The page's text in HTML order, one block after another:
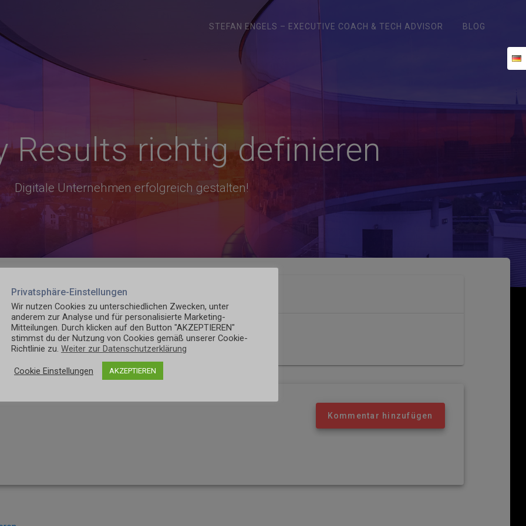
STEFAN ENGELS – EXECUTIVE COACH & TECH ADVISOR BLOG
Results richtig definieren
Digitale Unternehmen erfolgreich gestalten!
Kommentar hinzufügen
Privatsphäre-Einstellungen
Wir nutzen Cookies zu unterschiedlichen Zwecken, unter
anderem zur Analyse und für personalisierte Marketing-
Mitteilungen. Durch klicken auf den Button "AKZEPTIEREN"
stimmst du der Nutzung von Cookies gemäß unserer Cookie-
Richtlinie zu. Weiter zur Datenschutzerklärung
Cookie Einstellungen AKZEPTIEREN